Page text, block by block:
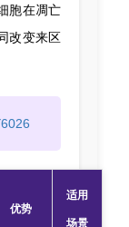
胞在凋亡
改变来区
优势
适用
场景